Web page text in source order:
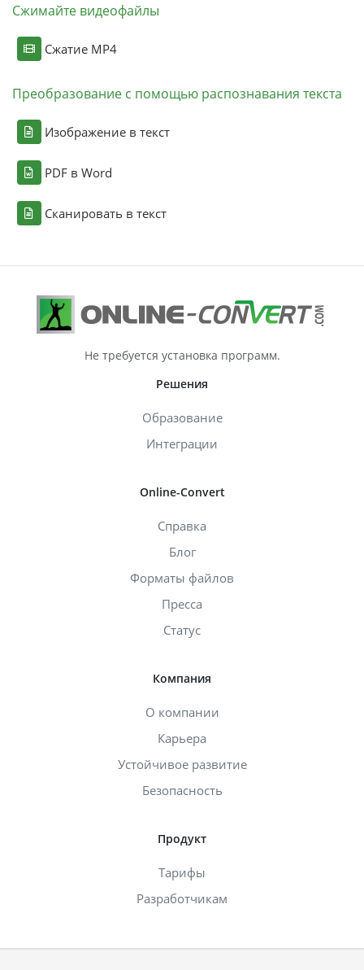
Сжимайте видеофайлы
Сжатие MP4
Преобразование с помощью распознавания текста
Изображение в текст
PDF в Word
Сканировать в текст
Не требуется установка программ.
Решения
Образование
Интеграции
Online-Convert
Справка
Блог
Форматы файлов
Пресса
Статус
Компания
О компании
Карьера
Устойчивое развитие
Безопасность
Продукт
Тарифы
Разработчикам